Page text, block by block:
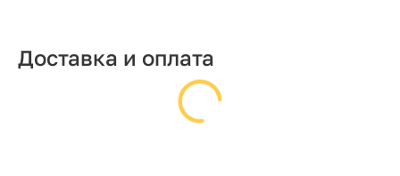
Доставка и оплата